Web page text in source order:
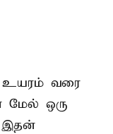
உயரம் வரை
மேல் ஒரு
இதன்